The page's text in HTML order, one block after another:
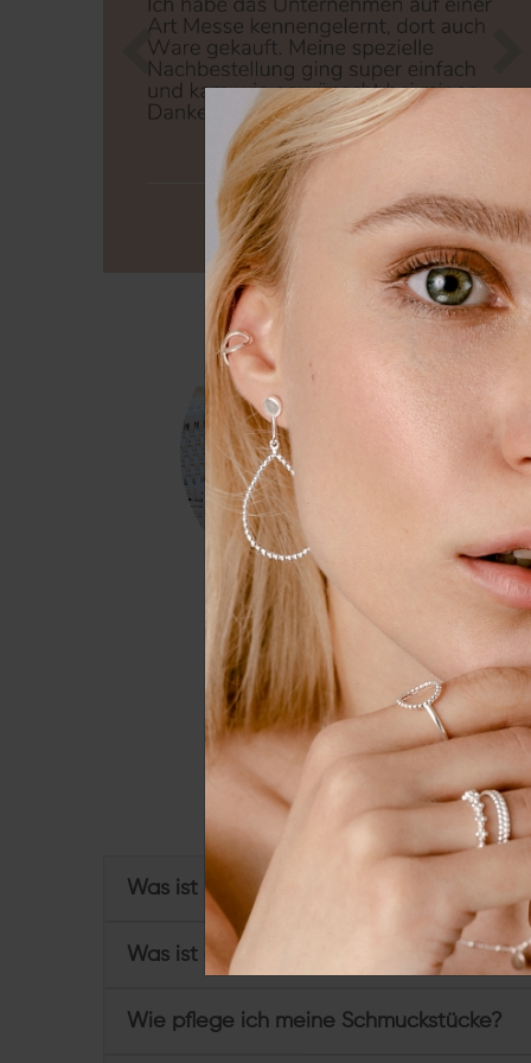
Zurück
Du hast weitere
Was ist Sterling Silber und wofür steht
Was ist eine Vergoldung?
Wie pflege ich meine Schmuckstücke?
Wir nutzen Cookies auf
Erfahrung zu verbessern.
Externe
Alle